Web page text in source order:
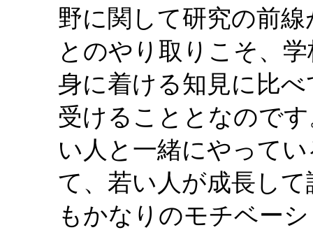
野に関して研究の前
とのやり取りこそ、
身に着ける知見に比
受けることとなので
い人と一緒にやって
て、若い人が成長し
もかなりのモチベー